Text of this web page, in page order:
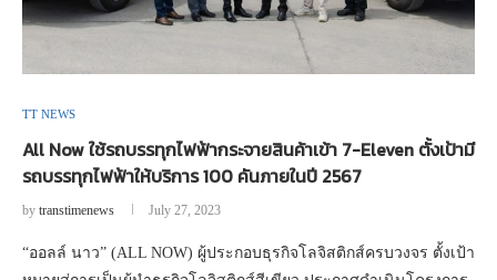
TT NEWS
All Now ใช้รถบรรทุกไฟฟ้ากระจายสินค้าเข้า 7-Eleven ตั้งเป้ามี
รถบรรทุกไฟฟ้าให้บริการ 100 คันภายในปี 2567
by transtimenews July 27, 2023
“ออลล์ นาว” (ALL NOW) ผู้ประกอบธุรกิจโลจิสติกส์ครบวงจร ตั้งเป้า